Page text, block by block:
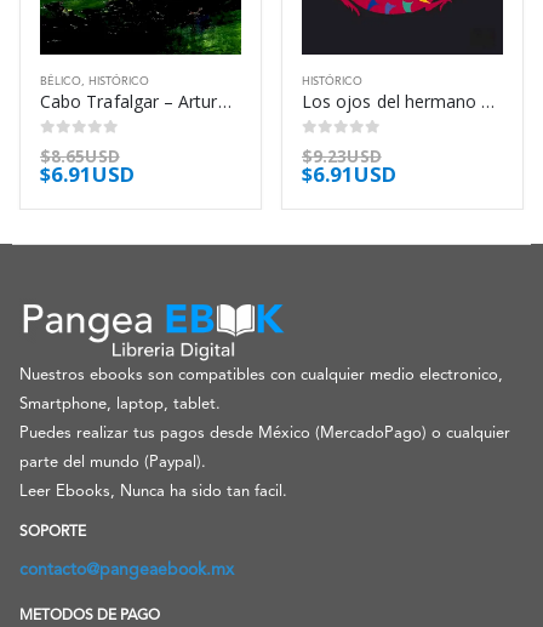
BÉLICO HISTÓRICO
Cabo Trafalgar – Arturo Pérez-Reverte
0
$8.65USD
$6.91USD
HISTÓRICO
Los ojos del hermano eterno – Stefan Zweig
0
$9.23USD
$6.91USD
Nuestros ebooks son compatibles con cualquier medio electronico,
Smartphone, laptop, tablet.
Puedes realizar tus pagos desde México (MercadoPago) o cualquier
parte del mundo (Paypal).
Leer Ebooks, Nunca ha sido tan facil.
SOPORTE
contacto@pangeaebook.mx
METODOS DE PAGO